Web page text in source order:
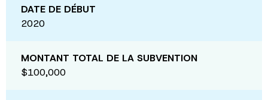
DATE DE DÉBUT
2020
MONTANT TOTAL DE LA SUBVENTION
$100,000